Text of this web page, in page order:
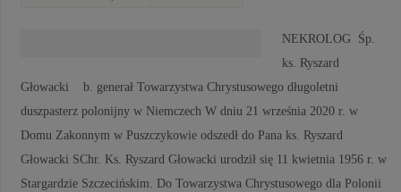
NEKROLOG Śp.
ks. Ryszard
Głowacki b. generał Towarzystwa Chrystusowego długoletni
duszpasterz polonijny w Niemczech W dniu 21 września 2020 r. w
Domu Zakonnym w Puszczykowie odszedł do Pana ks. Ryszard
Głowacki SChr. Ks. Ryszard Głowacki urodził się 11 kwietnia 1956 r. w
Stargardzie Szczecińskim. Do Towarzystwa Chrystusowego dla Polonii